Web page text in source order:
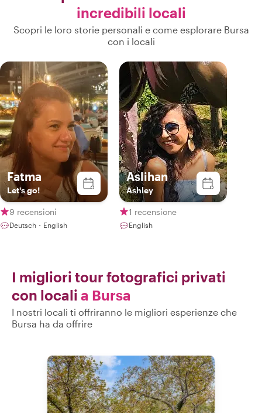
incredibili locali
Scopri le loro storie personali e come esplorare Bursa
con i locali
Fatma
Let's go!
9 recensioni
Deutsch・English
Aslihan
Ashley
1 recensione
English
I migliori tour fotografici privati
con locali a Bursa
I nostri locali ti offriranno le migliori esperienze che
Bursa ha da offrire